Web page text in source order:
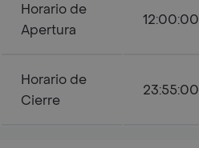
Horario de
Apertura
12:00:00
Horario de
Cierre
23:55:00